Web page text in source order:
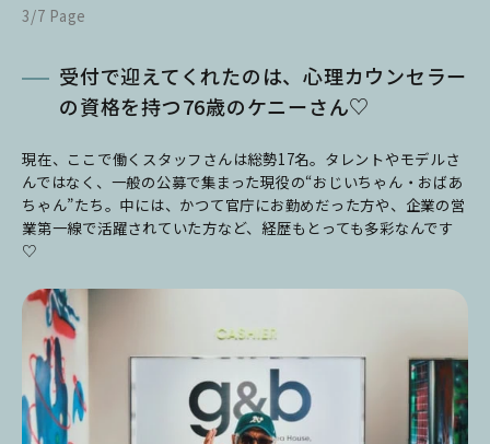
3/7 Page
受付で迎えてくれたのは、心理カウンセラー
の資格を持つ76歳のケニーさん♡
現在、ここで働くスタッフさんは総勢17名。タレントやモデルさ
んではなく、一般の公募で集まった現役の“おじいちゃん・おばあ
ちゃん”たち。中には、かつて官庁にお勤めだった方や、企業の営
業第一線で活躍されていた方など、経歴もとっても多彩なんです
♡